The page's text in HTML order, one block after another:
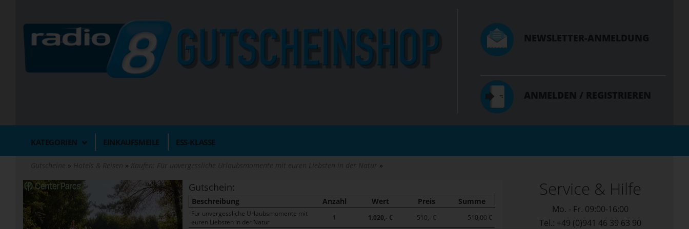
NEWSLETTER-ANMELDUNG
ANMELDEN / REGISTRIEREN
KATEGORIEN EINKAUFSMEILE ESS-KLASSE
Gutschein:
Beschreibung Anzahl Wert Preis Summe
Für unvergessliche Urlaubsmomente mit
euren Liebsten in der Natur
1 1.020,- € 510,- €
510,00 €
Service & Hilfe
Mo. - Fr. 09:00-16:00
Tel.: +49 (0)941 46 39 63 90